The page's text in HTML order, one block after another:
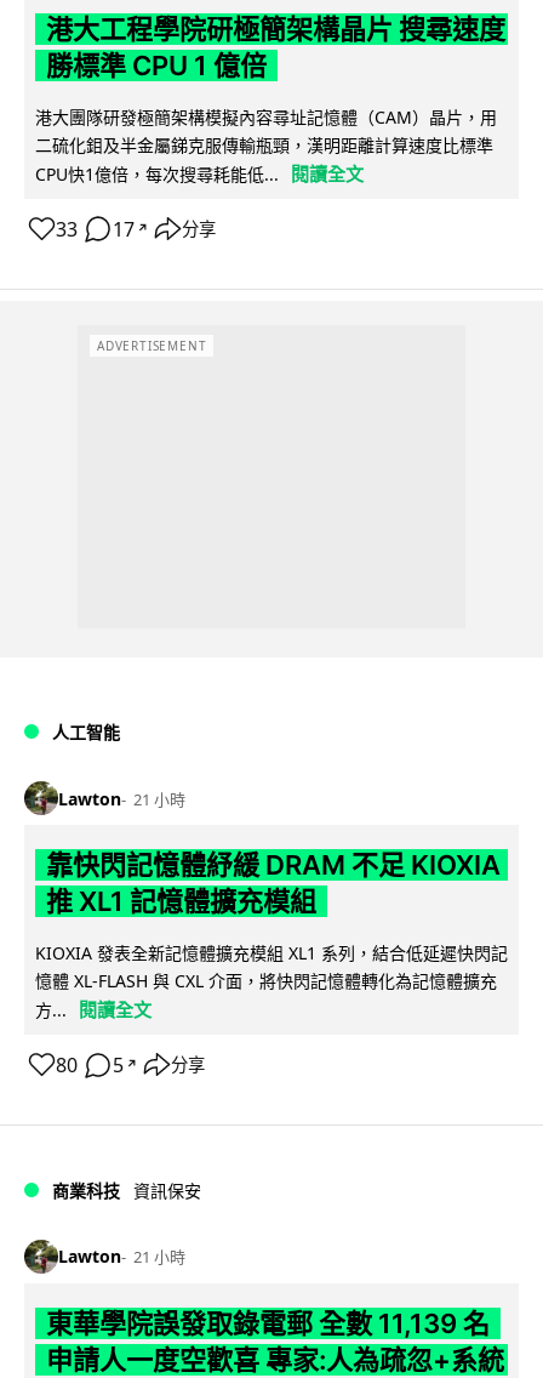
港大工程學院研極簡架構晶片 搜尋速度
勝標準 CPU 1 億倍
港大團隊研發極簡架構模擬內容尋址記憶體（CAM）晶片，用
二硫化鉬及半金屬銻克服傳輸瓶頸，漢明距離計算速度比標準
CPU快1億倍，每次搜尋耗能低...
閱讀全文
33 17 ↗ 分享
ADVERTISEMENT
人工智能
Lawton 21 小時
靠快閃記憶體紓緩 DRAM 不足 KIOXIA
推 XL1 記憶體擴充模組
KIOXIA 發表全新記憶體擴充模組 XL1 系列，結合低延遲快閃記
憶體 XL-FLASH 與 CXL 介面，將快閃記憶體轉化為記憶體擴充
方...
閱讀全文
80 5 ↗ 分享
商業科技 資訊保安
Lawton 21 小時
東華學院誤發取錄電郵 全數 11,139 名
申請人一度空歡喜 專家:人為疏忽+系統